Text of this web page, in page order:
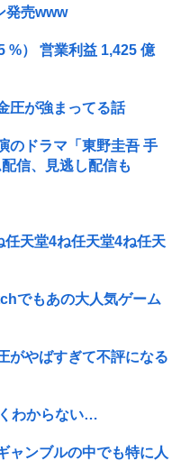
発売www
%） 営業利益 1,425 億
圧が強まってる話
のドラマ「東野圭吾 手
信、見逃し配信も
天堂4ね任天堂4ね任天
でもあの大人気ゲーム
がやばすぎて不評になる
わからない…
ャンブルの中でも特に人